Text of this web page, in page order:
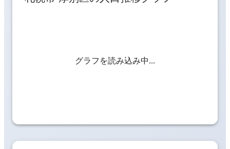
グラフを読み込み中...